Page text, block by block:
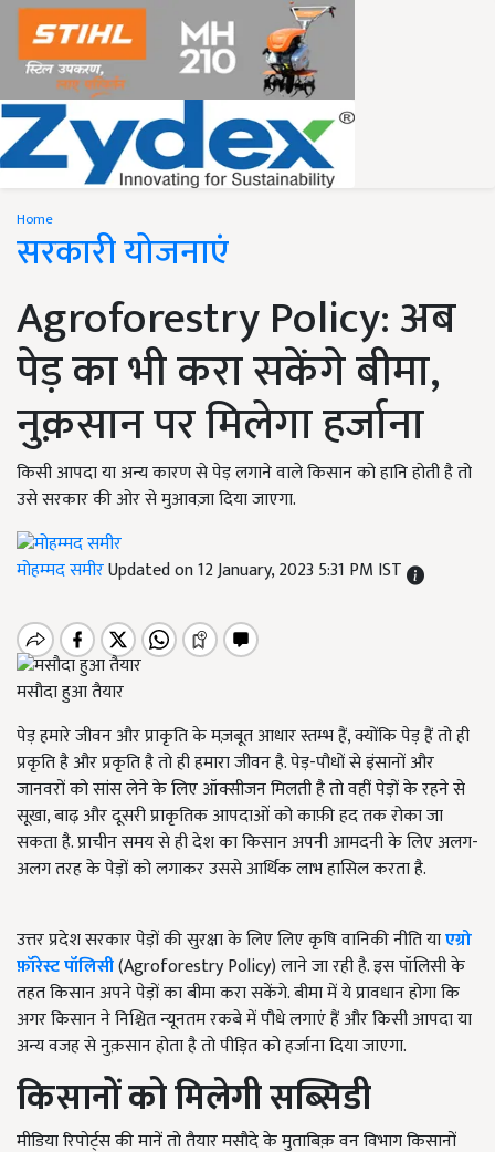
Home
सरकारी योजनाएं
Agroforestry Policy: अब
पेड़ का भी करा सकेंगे बीमा,
नुक़सान पर मिलेगा हर्जाना
किसी आपदा या अन्य कारण से पेड़ लगाने वाले किसान को हानि होती है तो
उसे सरकार की ओर से मुआवज़ा दिया जाएगा.
मोहम्मद समीरUpdated on 12 January, 2023 5:31 PM IST
मसौदा हुआ तैयार
पेड़ हमारे जीवन और प्राकृति के मज़बूत आधार स्तम्भ हैं, क्योंकि पेड़ हैं तो ही
प्रकृति है और प्रकृति है तो ही हमारा जीवन है. पेड़-पौधों से इंसानों और
जानवरों को सांस लेने के लिए ऑक्सीजन मिलती है तो वहीं पेड़ों के रहने से
सूखा, बाढ़ और दूसरी प्राकृतिक आपदाओं को काफ़ी हद तक रोका जा
सकता है. प्राचीन समय से ही देश का किसान अपनी आमदनी के लिए अलग-
अलग तरह के पेड़ों को लगाकर उससे आर्थिक लाभ हासिल करता है.
उत्तर प्रदेश सरकार पेड़ों की सुरक्षा के लिए लिएकृषि वानिकी नीति याएग्रो
फ़ॉरेस्ट पॉलिसी(Agroforestry Policy)लाने जा रही है. इस पॉलिसी के
तहत किसान अपने पेड़ों का बीमा करा सकेंगे. बीमा में ये प्रावधान होगा कि
अगर किसान ने निश्चित न्यूनतम रकबे में पौधे लगाएं हैं और किसी आपदा या
अन्य वजह से नुक़सान होता है तो पीड़ित को हर्जाना दिया जाएगा.
किसानों को मिलेगी सब्सिडी
मीडिया रिपोर्ट्स की मानें तो तैयार मसौदे के मुताबिक़ वन विभाग किसानों